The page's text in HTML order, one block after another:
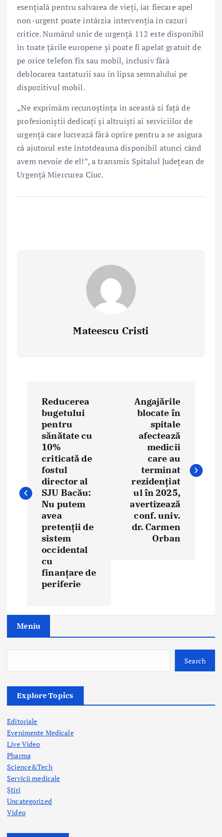
esențială pentru salvarea de vieți, iar fiecare apel
non-urgent poate întârzia intervenția în cazuri
critice. Numărul unic de urgență 112 este disponibil
în toate țările europene și poate fi apelat gratuit de
pe orice telefon fix sau mobil, inclusiv fără
deblocarea tastaturii sau în lipsa semnalului pe
dispozitivul mobil.
„Ne exprimăm recunoștința în această zi față de
profesioniștii dedicați și altruiști ai serviciilor de
urgență care lucrează fără oprire pentru a se asigura
că ajutorul este întotdeauna disponibil atunci când
avem nevoie de el!”, a transmis Spitalul Județean de
Urgență Miercurea Ciuc.
Mateescu Cristi
a
o
n
Reducerea
bugetului
pentru
sănătate cu
10%
criticată de
fostul
director al
SJU Bacău:
Nu putem
avea
pretenții de
sistem
occidental
cu
finanțare de
periferie
Angajările
blocate în
spitale
afectează
medicii
care au
terminat
rezidențiat
ul în 2025,
avertizează
conf. univ.
dr. Carmen
Orban
Meniu
Search
Explore Topics
Editoriale
Evenimente Medicale
Live Video
Pharma
Science&Tech
Servicii medicale
Știri
Uncategorized
Video